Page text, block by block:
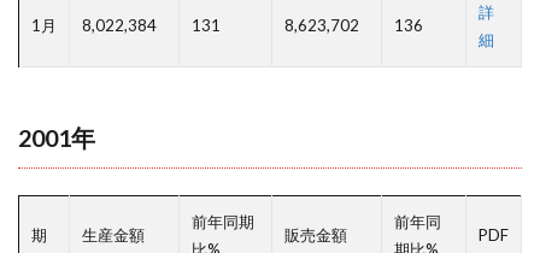
1月 8,022,384 131 8,623,702 136
詳
細
2001年
期 生産金額
前年同期
比%
販売金額
前年同
期比%
PDF